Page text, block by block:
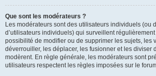
Que sont les modérateurs ?
Les modérateurs sont des utilisateurs individuels (ou
d’utilisateurs individuels) qui surveillent
possibilité de modifier ou de supprimer les sujets, les
déverrouiller, les déplacer, les fusionner et les diviser
modèrent. En règle générale, les modérateurs sont
utilisateurs respectent les règles imposées sur le